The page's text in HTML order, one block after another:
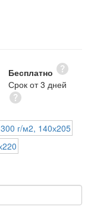
Бесплатно
Срок от 3 дней